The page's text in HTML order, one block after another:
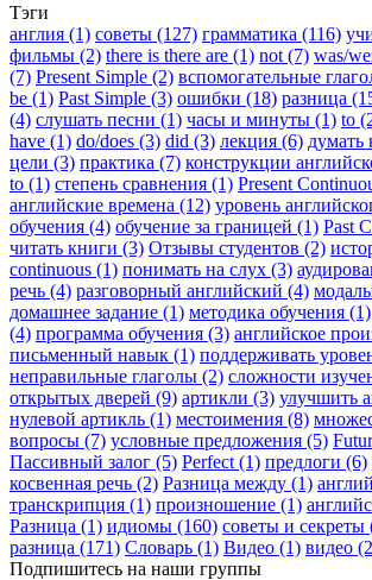
Тэги
англия (1) советы (127) грамматика (116)
фильмы (2) there is there are (1) not (7) was/
(7) Present Simple (2) вспомогательные
be (1) Past Simple (3) ошибки (18) разница
(4) слушать песни (1) часы и минуты (1) to
have (1) do/does (3) did (3) лекция (6) думать
цели (3) практика (7) конструкции
to (1) степень сравнения (1) Present
английские времена (12) уровень
обучения (4) обучение за границей (1) Past
читать книги (3) Отзывы студентов (2)
continuous (1) понимать на слух (3)
речь (4) разговорный английский (4)
домашнее задание (1) методика обучения (1)
(4) программа обучения (3) английское
письменный навык (1) поддерживать
неправильные глаголы (2) сложности
открытых дверей (9) артикли (3) улучшить
нулевой артикль (1) местоимения (8)
вопросы (7) условные предложения (5)
Пассивный залог (5) Perfect (1) предлоги (6)
косвенная речь (2) Разница между (1)
транскрипция (1) произношение (1)
Разница (1) идиомы (160) советы и секреты
разница (171) Словарь (1) Видео (1) видео
Подпишитесь на наши группы